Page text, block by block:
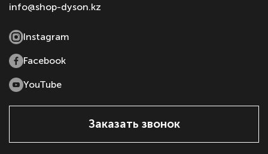
info@shop-dyson.kz
Instagram
Facebook
YouTube
Заказать звонок